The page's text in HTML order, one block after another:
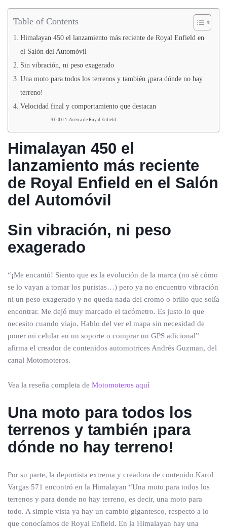
Table of Contents
Himalayan 450 el lanzamiento más reciente de Royal Enfield en
el Salón del Automóvil
Sin vibración, ni peso exagerado
Una moto para todos los terrenos y también ¡para dónde no hay
terreno!
Velocidad final y comportamiento que destacan
Acerca de Royal Enfield:
Himalayan 450 el
lanzamiento más reciente
de Royal Enfield en el Salón
del Automóvil
Sin vibración, ni peso
exagerado
“¡Me encantó! Siento que es la evolución de la marca (no sé cómo
se lo vayan a tomar los puristas…) pero ya no encuentro vibración
ni un peso exagerado y no queda nada del cromo o brillo que solía
encontrar. Me dejó muy marcado el tacómetro. Es justo lo que
necesito cuando viajo. Hablo del ver el mapa sin necesidad de
poner mi celular en un soporte o comprar un GPS adicional”
afirma el creador de contenidos automotrices Andrés Guzman, del
canal Motomoteros.
Vea la reseña completa de Motomoteros aquí
Una moto para todos los
terrenos y también ¡para
dónde no hay terreno!
Por su parte, la deportista extrema y creadora de contenido Karol
Vargas 571 encontró en la Himalayan “Una moto para todos los
terrenos y para donde no hay terreno, es decir, una moto para
todo. A simple vista ya hay un cambio gigantesco, respecto a lo
que conocíamos de Royal Enfield. En la Himalayan hay una